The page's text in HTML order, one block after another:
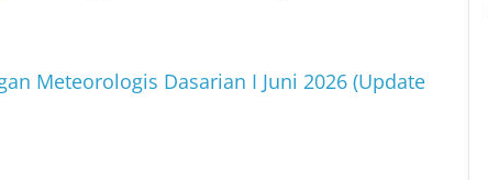
Meteorologis Dasarian I Juni 2026 (Update